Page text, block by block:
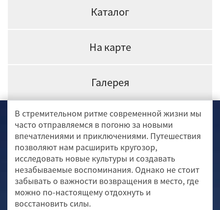
Каталог
На карте
Галерея
В стремительном ритме современной жизни мы
часто отправляемся в погоню за новыми
впечатлениями и приключениями. Путешествия
позволяют нам расширить кругозор,
исследовать новые культуры и создавать
незабываемые воспоминания. Однако не стоит
забывать о важности возвращения в место, где
можно по-настоящему отдохнуть и
восстановить силы.